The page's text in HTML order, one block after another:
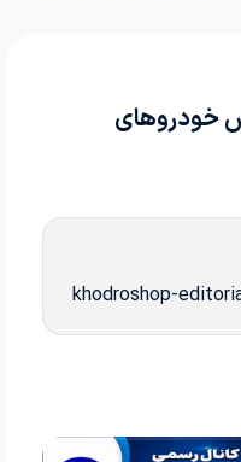
خودروهای
khodroshop-